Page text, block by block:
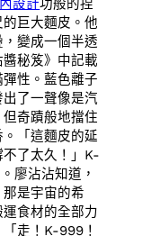
設計功般的捏
巨大麵皮。他
變成一個半透
秘笈》中記載
性。藍色離子
了一聲像是汽
奇蹟般地擋住
「這麵皮的延
不了太久！」K-
廖沾沾知道，
是宇宙的希
食材的全部力
走！K-999！